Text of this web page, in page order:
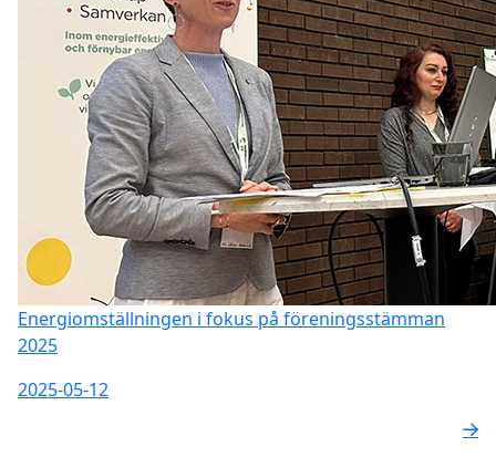
Energiomställningen i fokus på föreningsstämman
2025
2025-05-12